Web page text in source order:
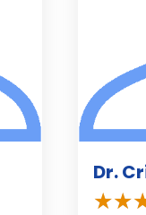
Dr.